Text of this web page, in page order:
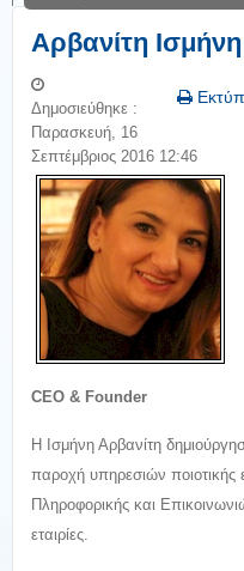
Αρβανίτη Ισμήνη
Δημοσιεύθηκε :
Παρασκευή, 16
Σεπτέμβριος 2016 12:46
CEO & Founder
Η Ισμήνη Αρβανίτη
παροχή υπηρεσιών ποιοτικής
Πληροφορικής και
εταιρίες.